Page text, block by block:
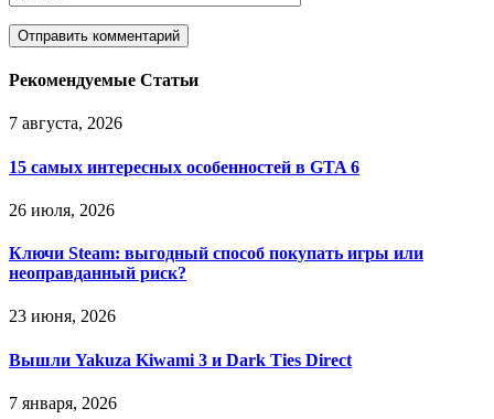
Рекомендуемые Статьи
7 августа, 2026
15 самых интересных особенностей в GTA 6
26 июля, 2026
Ключи Steam: выгодный способ покупать игры или
неоправданный риск?
23 июня, 2026
Вышли Yakuza Kiwami 3 и Dark Ties Direct
7 января, 2026